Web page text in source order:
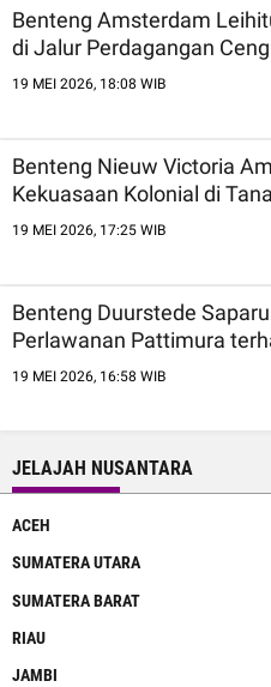
Benteng Amsterdam
di Jalur Perdagangan
19 MEI 2026, 18:08 WIB
Benteng Nieuw Victoria
Kekuasaan Kolonial di
19 MEI 2026, 17:25 WIB
Benteng Duurstede
Perlawanan Pattimura
19 MEI 2026, 16:58 WIB
JELAJAH NUSANTARA
ACEH
SUMATERA UTARA
SUMATERA BARAT
RIAU
JAMBI